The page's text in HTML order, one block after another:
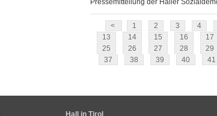
Pressemitteilung der Haller
< 1 2 3 4
13
14 15 16 17
25
26 27 28 29
37
38 39 40 41
Hall in Tirol